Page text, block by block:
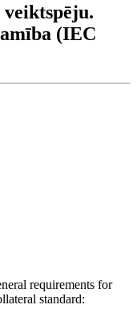
(IEC
requirements for
standard: